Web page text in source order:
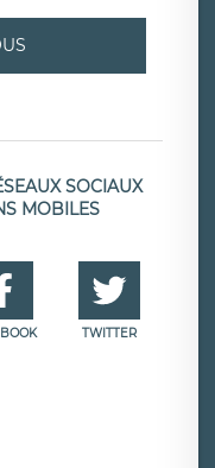
SOCIAUX
MOBILES
TWITTER